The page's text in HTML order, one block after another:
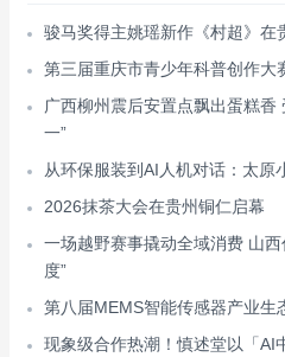
骏马奖得主姚瑶新作《村超》在
第三届重庆市青少年科普创作大
广西柳州震后安置点飘出蛋糕香
一”
从环保服装到AI人机对话：太原
2026抹茶大会在贵州铜仁启幕
一场越野赛事撬动全域消费 山
度”
第八届MEMS智能传感器产业生
现象级合作热潮！慎述堂以「AI